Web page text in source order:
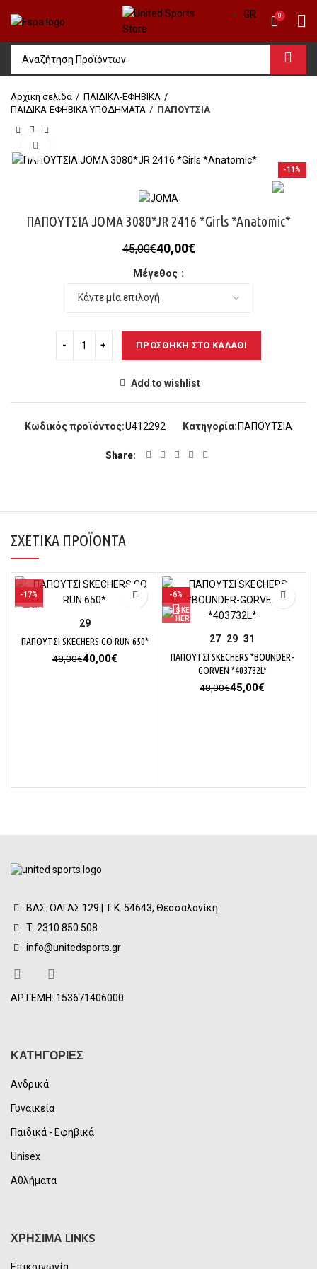
GR 0
Αρχική σελίδα
ΠΑΙΔΙΚΑ-ΕΦΗΒΙΚΑ
ΠΑΙΔΙΚΑ-ΕΦΗΒΙΚΑ ΥΠΟΔΗΜΑΤΑ
ΠΑΠΟΥΤΣΙΑ
-11%
ΠΑΠΟΥΤΣΙΑ JOMA 3080*JR 2416 *Girls *Anatomic*
45,00€Original
was:
45,00€.
40,00€Η
Μέγεθος
ΠΡΟΣΘΉΚΗ ΣΤΟ ΚΑΛΆΘΙ
Add to wishlist
Κωδικός προϊόντος:U412292 Κατηγορία:ΠΑΠΟΥΤΣΙΑ
Share
ΣΧΕΤΙΚΆ ΠΡΟΪΌΝΤΑ
-17%
29
ΠΑΠΟΥΤΣΙ SKECHERS GO RUN 650*
48,00€Original
40,00€Η
-6%
27 29 31
ΠΑΠΟΥΤΣΙ SKECHERS *BOUNDER-
GORVEN *403732L*
48,00€Original
45,00€
ΒΑΣ. ΟΛΓΑΣ 129 | Τ.Κ. 54643, Θεσσαλονίκη
Τ: 2310 850.508
info@unitedsports.gr
ΑΡ.ΓΕΜΗ: 153671406000
ΚΑΤΗΓΟΡΙΕΣ
Ανδρικά
Γυναικεία
Παιδικά - Εφηβικά
Unisex
Αθλήματα
ΧΡΗΣΙΜΑ LINKS